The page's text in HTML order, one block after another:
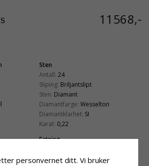
11568,-
Sten
Antall: 24
Sliping: Briljantslipt
Sten: Diamant
Diamantfarge: Wesselton
Diamantklarhet: SI
Karat: 0,22
Fatning
8,6 mm x 9,5 mm
personvernet ditt. Vi bruker